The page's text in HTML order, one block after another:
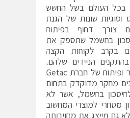
בכל העולם בשל החשש
שונות של הגנת
צורך דחוף בפיתוח
בחשמל שתספק את
בקרב לקוחות הקצה
הניידים שלהם.
המרכז למחקר ופיתוח של חברת Getac
מחקר מדוקדק בתחום
לחיסכון בחשמל, אשר לא
מסחרי למוצרי המחשוב
גם מייצג את מחויבותה